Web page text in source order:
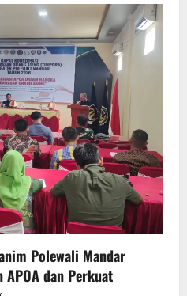
Polewali Mandar
dan Perkuat